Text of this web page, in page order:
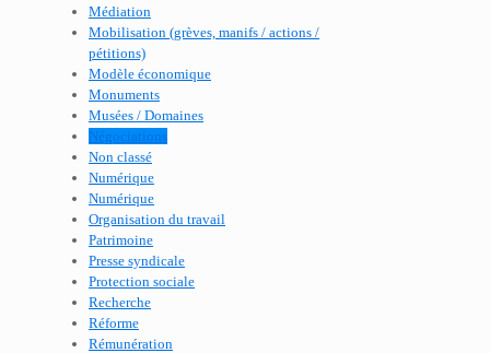
Médiation
Mobilisation (grèves, manifs / actions /
pétitions)
Modèle économique
Monuments
Musées / Domaines
Négociations
Non classé
Numérique
Numérique
Organisation du travail
Patrimoine
Presse syndicale
Protection sociale
Recherche
Réforme
Rémunération